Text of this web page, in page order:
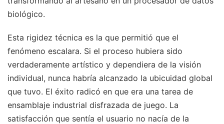
biológico.
Esta rigidez técnica es la que permitió que el
fenómeno escalara. Si el proceso hubiera sido
verdaderamente artístico y dependiera de la visión
individual, nunca habría alcanzado la ubicuidad global
que tuvo. El éxito radicó en que era una tarea de
ensamblaje industrial disfrazada de juego. La
satisfacción que sentía el usuario no nacía de la